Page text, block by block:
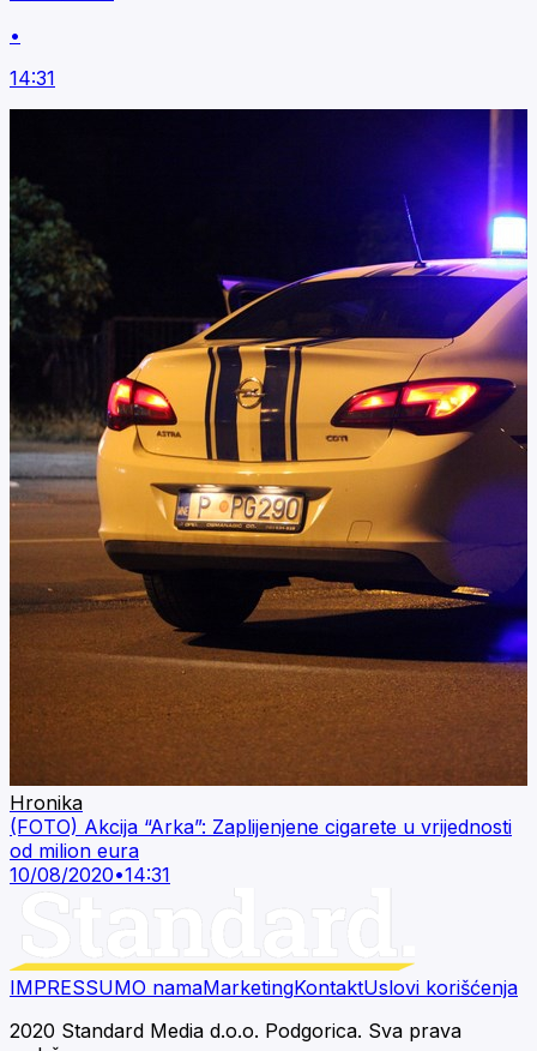
•
14:31
Hronika
(FOTO) Akcija “Arka”: Zaplijenjene cigarete u vrijednosti
od milion eura
10/08/2020•14:31
IMPRESSUMO namaMarketingKontaktUslovi korišćenja
2020 Standard Media d.o.o. Podgorica. Sva prava